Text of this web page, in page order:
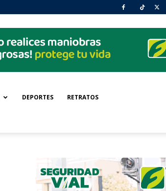
DEPORTES RETRATOS